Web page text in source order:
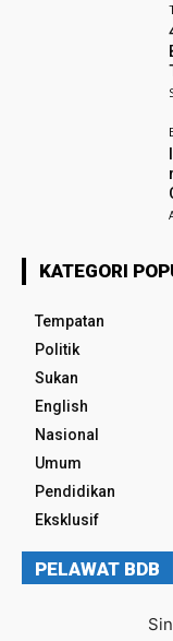
KATEGORI
Tempatan
Politik
Sukan
English
Nasional
Umum
Pendidikan
Eksklusif
PELAWAT BDB